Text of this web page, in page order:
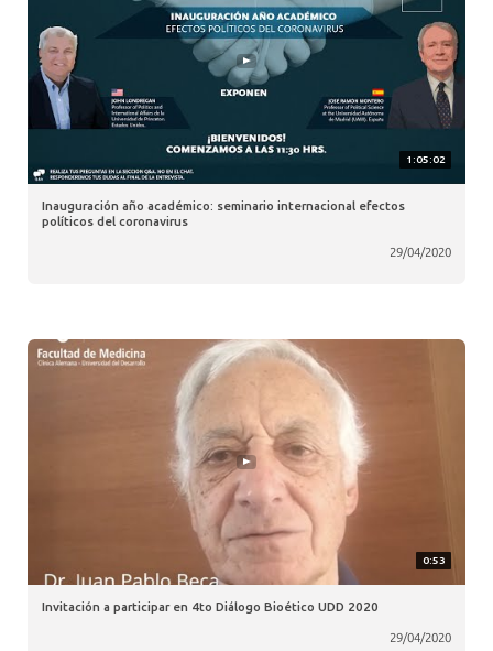
1:05:02
Inauguración año académico: seminario internacional efectos
políticos del coronavirus
29/04/2020
0:53
Invitación a participar en 4to Diálogo Bioético UDD 2020
29/04/2020